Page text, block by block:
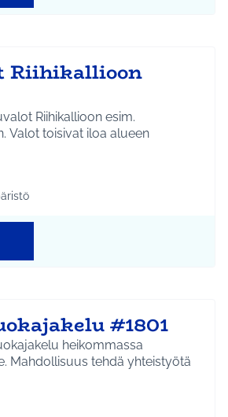
Riihikallioon
Riihikallioon esim.
Valot toisivat iloa alueen
mukaan: Riihikallio
teeman mukaan: Ympäristö
#1801
heikommassa
Mahdollisuus tehdä yhteistyötä